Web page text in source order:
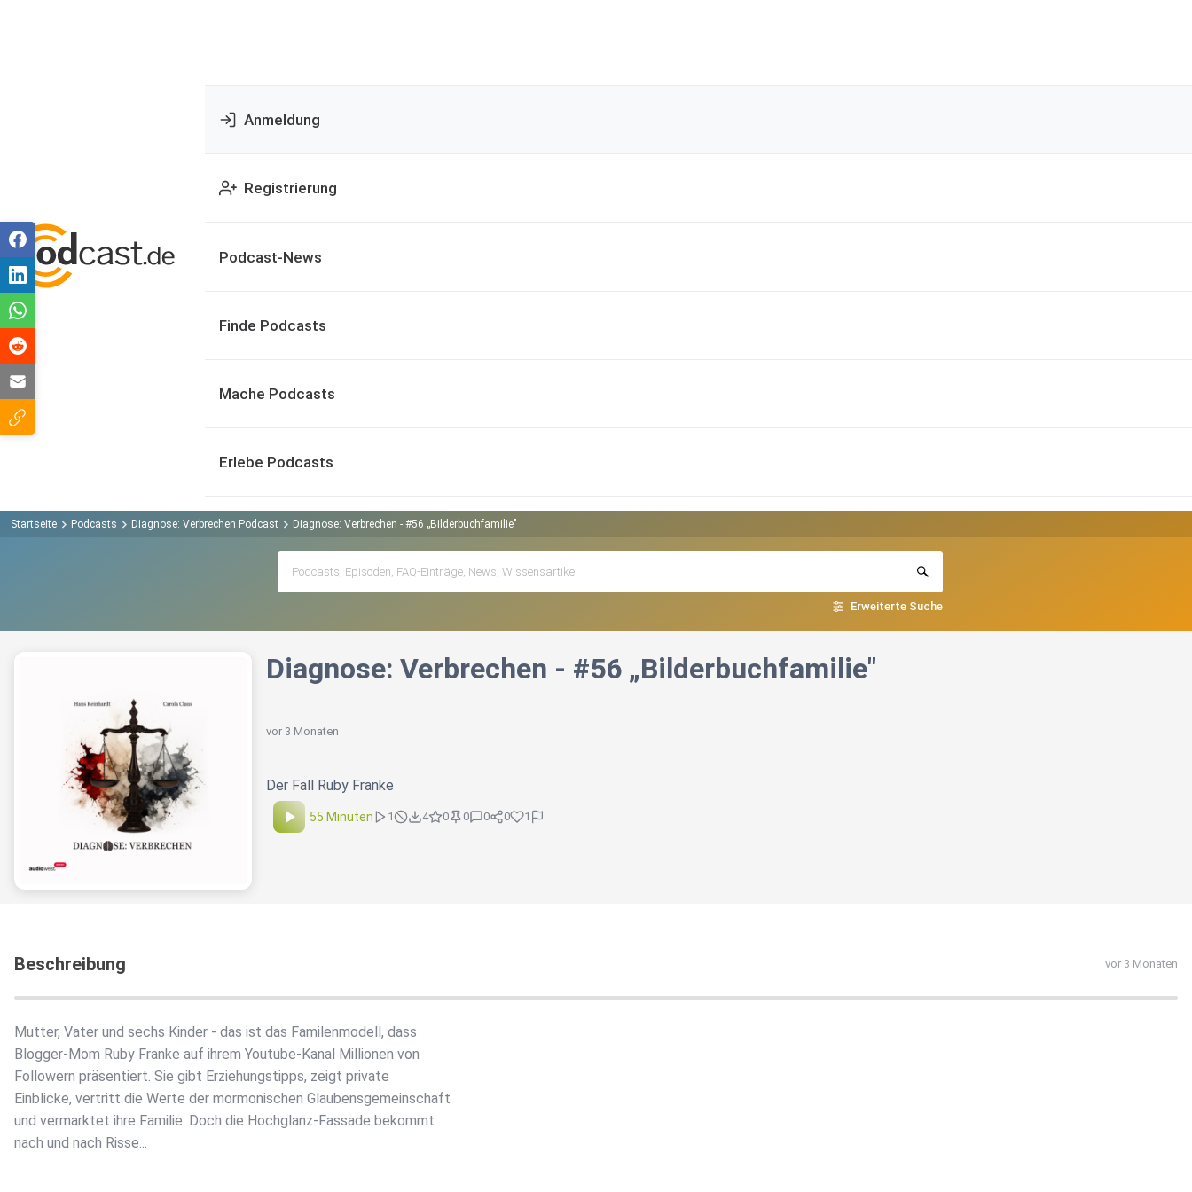
Anmeldung
Registrierung
Podcast-News
Finde Podcasts
Mache Podcasts
Erlebe Podcasts
Startseite Podcasts Diagnose: Verbrechen Podcast Diagnose: Verbrechen - #56 „Bilderbuchfamilie"
Erweiterte Suche
Diagnose: Verbrechen - #56 „Bilderbuchfamilie"
vor 3 Monaten
Der Fall Ruby Franke
55 Minuten 1 4 0 0 0 0 1
Beschreibung vor 3 Monaten
Mutter, Vater und sechs Kinder - das ist das Familenmodell, dass
Blogger-Mom Ruby Franke auf ihrem Youtube-Kanal Millionen von
Followern präsentiert. Sie gibt Erziehungstipps, zeigt private
Einblicke, vertritt die Werte der mormonischen Glaubensgemeinschaft
und vermarktet ihre Familie. Doch die Hochglanz-Fassade bekommt
nach und nach Risse...